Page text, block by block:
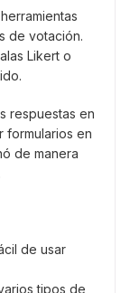
de votación.
Likert o
respuestas en
formularios en
de manera
de usar
tipos de